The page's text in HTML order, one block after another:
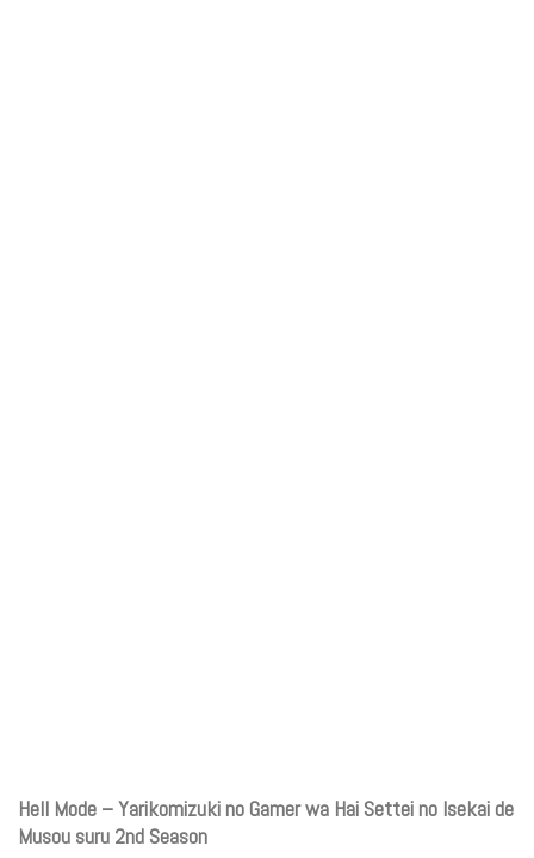
Hell Mode – Yarikomizuki no Gamer wa Hai Settei no Isekai de
Musou suru 2nd Season